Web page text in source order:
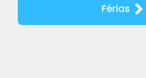
Férias